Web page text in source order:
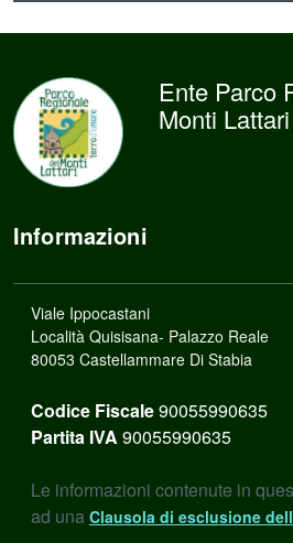
Ente Parco
Monti Lattari
Informazioni
Viale Ippocastani
Località Quisisana- Palazzo Reale
80053 Castellammare Di Stabia
Codice Fiscale90055990635
Partita IVA 90055990635
Le informazioni contenute in
ad una Clausola di esclusione